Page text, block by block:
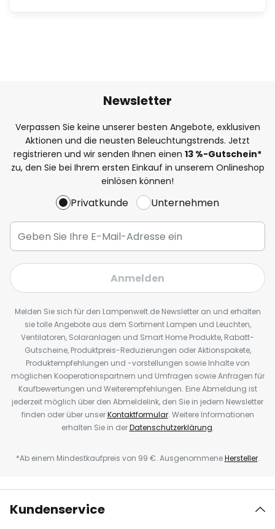
Newsletter
Verpassen Sie keine unserer besten Angebote, exklusiven
Aktionen und die neusten Beleuchtungstrends. Jetzt
registrieren und wir senden Ihnen einen 13 %-Gutschein*
zu, den Sie bei Ihrem ersten Einkauf in unserem Onlineshop
einlösen können!
Privatkunde Unternehmen
Anmelden
Melden Sie sich für den Lampenwelt.de Newsletter an und erhalten
sie tolle Angebote aus dem Sortiment Lampen und Leuchten,
Ventilatoren, Solaranlagen und Smart Home Produkte, Rabatt-
Gutscheine, Produktpreis-Reduzierungen oder Aktionspakete,
Produktempfehlungen und -vorstellungen sowie Inhalte von
möglichen Kooperationspartnern und Umfragen sowie Anfragen für
Kaufbewertungen und Weiterempfehlungen. Eine Abmeldung ist
jederzeit möglich über den Abmeldelink, den Sie in jedem Newsletter
finden oder über unserKontaktformular. Weitere Informationen
erhalten Sie in derDatenschutzerklärung.
*Ab einem Mindestkaufpreis von 99 €. AusgenommeneHersteller.
Kundenservice